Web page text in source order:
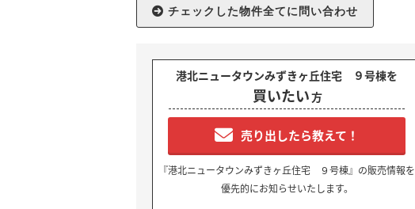
港北ニュータウンみずきヶ丘住宅 ９号棟を
買いたい方
売り出したら教えて！
『港北ニュータウンみずきヶ丘住宅 ９号棟』の販売情報を
優先的にお知らせいたします。